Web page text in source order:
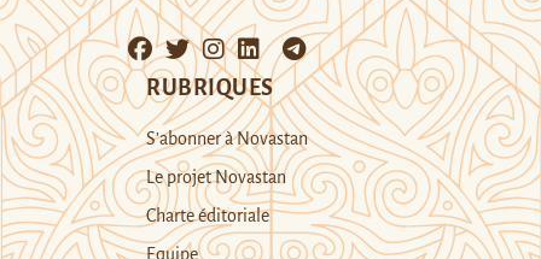
RUBRIQUES
S’abonner à Novastan
Le projet Novastan
Charte éditoriale
Equipe